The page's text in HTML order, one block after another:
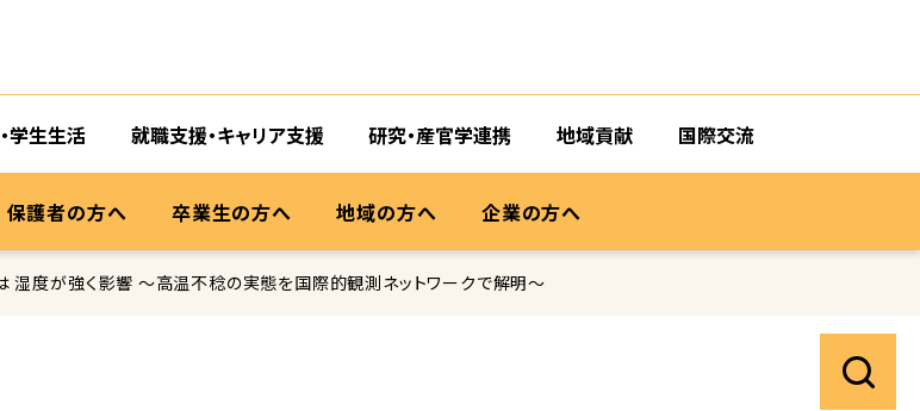
学生生活 就職支援・キャリア支援 研究・産官学連携 地域貢献 国際交流
保護者の方へ 卒業生の方へ 地域の方へ 企業の方へ
湿度が強く影響 ～高温不稔の実態を国際的観測ネットワークで解明～